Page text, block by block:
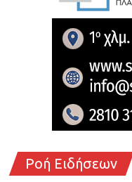
Ροή Ειδήσεων